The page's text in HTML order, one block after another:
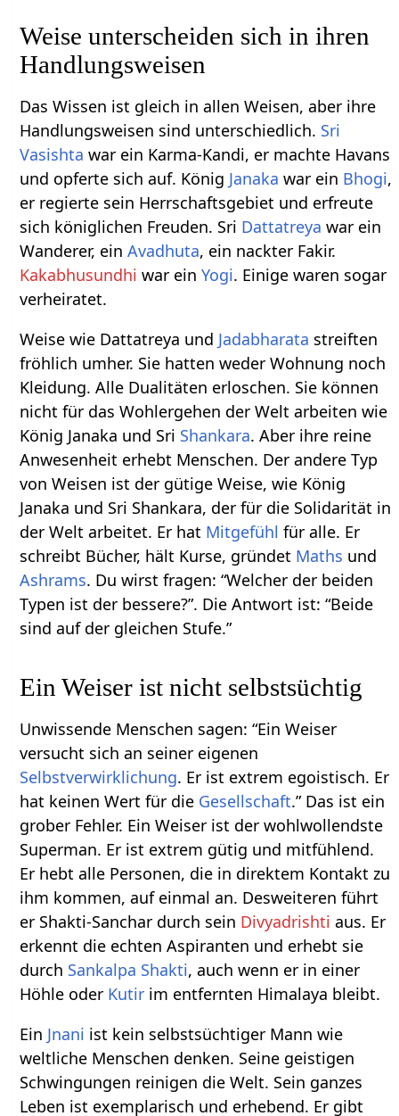
Weise unterscheiden sich in ihren
Handlungsweisen
Das Wissen ist gleich in allen Weisen, aber ihre
Handlungsweisen sind unterschiedlich. Sri
Vasishta war ein Karma-Kandi, er machte Havans
und opferte sich auf. König Janaka war ein Bhogi,
er regierte sein Herrschaftsgebiet und erfreute
sich königlichen Freuden. Sri Dattatreya war ein
Wanderer, einAvadhuta, ein nackter Fakir.
Kakabhusundhi war einYogi. Einige waren sogar
verheiratet.
Weise wie Dattatreya und Jadabharata streiften
fröhlich umher. Sie hatten weder Wohnung noch
Kleidung. Alle Dualitäten erloschen. Sie können
nicht für das Wohlergehen der Welt arbeiten wie
König Janaka und Sri Shankara. Aber ihre reine
Anwesenheit erhebt Menschen. Der andere Typ
von Weisen ist der gütige Weise, wie König
Janaka und Sri Shankara, der für die Solidarität in
der Welt arbeitet. Er hat Mitgefühl für alle. Er
schreibt Bücher, hält Kurse, gründet Maths und
Ashrams. Du wirst fragen: “Welcher der beiden
Typen ist der bessere?”. Die Antwort ist: “Beide
sind auf der gleichen Stufe.”
Ein Weiser ist nicht selbstsüchtig
Unwissende Menschen sagen: “Ein Weiser
versucht sich an seiner eigenen
Selbstverwirklichung. Er ist extrem egoistisch. Er
hat keinen Wert für die Gesellschaft.” Das ist ein
grober Fehler. Ein Weiser ist der wohlwollendste
Superman. Er ist extrem gütig und mitfühlend.
Er hebt alle Personen, die in direktem Kontakt zu
ihm kommen, auf einmal an. Desweiteren führt
er Shakti-Sanchar durch sein Divyadrishti aus. Er
erkennt die echten Aspiranten und erhebt sie
durch Sankalpa Shakti, auch wenn er in einer
Höhle oder Kutir im entfernten Himalaya bleibt.
Ein Jnani ist kein selbstsüchtiger Mann wie
weltliche Menschen denken. Seine geistigen
Schwingungen reinigen die Welt. Sein ganzes
Leben ist exemplarisch und erhebend. Er gibt